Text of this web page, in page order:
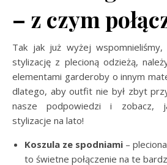
– z czym
Tak jak już wyżej
stylizację z plecioną odzieżą,
elementami garderoby o innym
dlatego, aby outfit nie był zbyt
nasze podpowiedzi i zobacz,
stylizacje na lato!
Koszula ze spodniami –
to świetne połączenie na te